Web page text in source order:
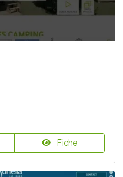
Fiche